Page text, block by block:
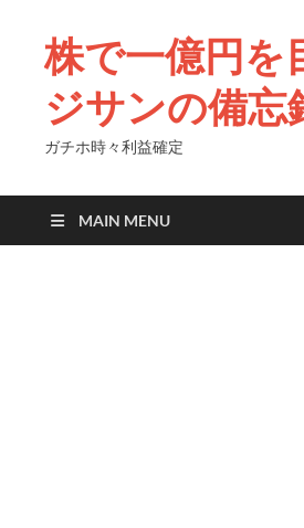
株で一億円を
ジサンの備忘
ガチホ時々利益確定
MAIN MENU